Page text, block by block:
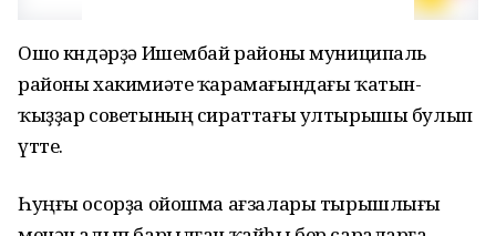
Ошо көндәрҙә Ишембай районы муниципаль
районы хакимиәте ҡарамағындағы ҡатын-
ҡыҙҙар советының сираттағы ултырышы булып
үтте.
Һуңғы осорҙа ойошма ағзалары тырышлығы